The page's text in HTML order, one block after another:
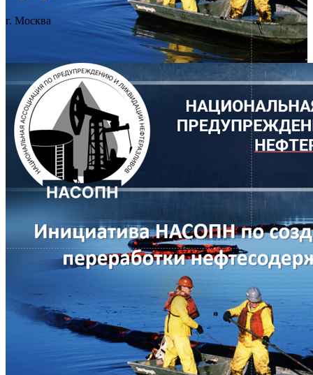
г. Москва